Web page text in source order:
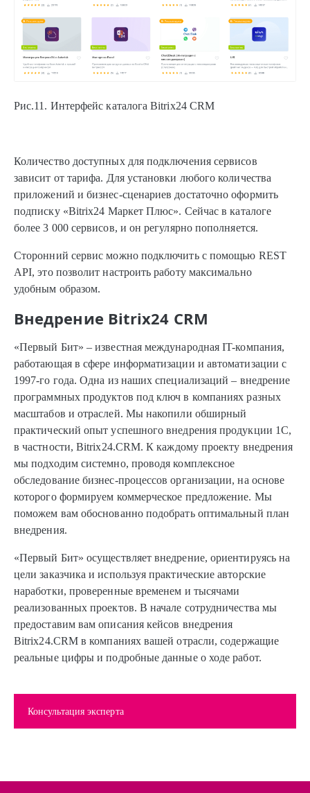
Рис.11. Интерфейс каталога Bitrix24 CRM
Количество доступных для подключения сервисов
зависит от тарифа. Для установки любого количества
приложений и бизнес-сценариев достаточно оформить
подписку «Bitrix24 Маркет Плюс». Сейчас в каталоге
более 3 000 сервисов, и он регулярно пополняется.
Сторонний сервис можно подключить с помощью REST
API, это позволит настроить работу максимально
удобным образом.
Внедрение Bitrix24 CRM
«Первый Бит» – известная международная IT-компания,
работающая в сфере информатизации и автоматизации с
1997-го года. Одна из наших специализаций – внедрение
программных продуктов под ключ в компаниях разных
масштабов и отраслей. Мы накопили обширный
практический опыт успешного внедрения продукции 1С,
в частности, Bitrix24.CRM. К каждому проекту внедрения
мы подходим системно, проводя комплексное
обследование бизнес-процессов организации, на основе
которого формируем коммерческое предложение. Мы
поможем вам обоснованно подобрать оптимальный план
внедрения.
«Первый Бит» осуществляет внедрение, ориентируясь на
цели заказчика и используя практические авторские
наработки, проверенные временем и тысячами
реализованных проектов. В начале сотрудничества мы
предоставим вам описания кейсов внедрения
Bitrix24.CRM в компаниях вашей отрасли, содержащие
реальные цифры и подробные данные о ходе работ.
Консультация эксперта